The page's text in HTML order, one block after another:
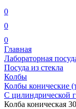
0
0
0
Главная
Лабораторная
Посуда из стекла
Колбы
Колбы конические
С цилиндрической
Колба коническая